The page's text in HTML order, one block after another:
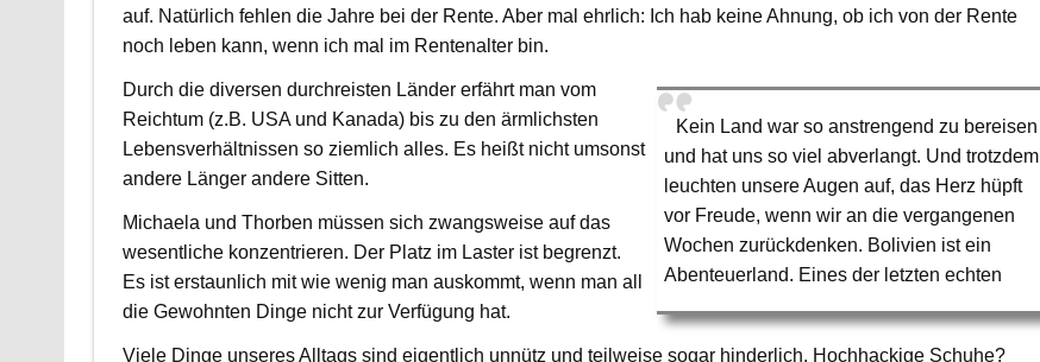
auf. Natürlich fehlen die Jahre bei der Rente. Aber mal ehrlich: Ich hab keine Ahnung, ob ich von der Rente
noch leben kann, wenn ich mal im Rentenalter bin.
Kein Land war so anstrengend zu bereisen
und hat uns so viel abverlangt. Und trotzdem
leuchten unsere Augen auf, das Herz hüpft
vor Freude, wenn wir an die vergangenen
Wochen zurückdenken. Bolivien ist ein
Abenteuerland. Eines der letzten echten
Durch die diversen durchreisten Länder erfährt man vom
Reichtum (z.B. USA und Kanada) bis zu den ärmlichsten
Lebensverhältnissen so ziemlich alles. Es heißt nicht umsonst
andere Länger andere Sitten.
Michaela und Thorben müssen sich zwangsweise auf das
wesentliche konzentrieren. Der Platz im Laster ist begrenzt.
Es ist erstaunlich mit wie wenig man auskommt, wenn man all
die Gewohnten Dinge nicht zur Verfügung hat.
Viele Dinge unseres Alltags sind eigentlich unnütz und teilweise sogar hinderlich. Hochhackige Schuhe?